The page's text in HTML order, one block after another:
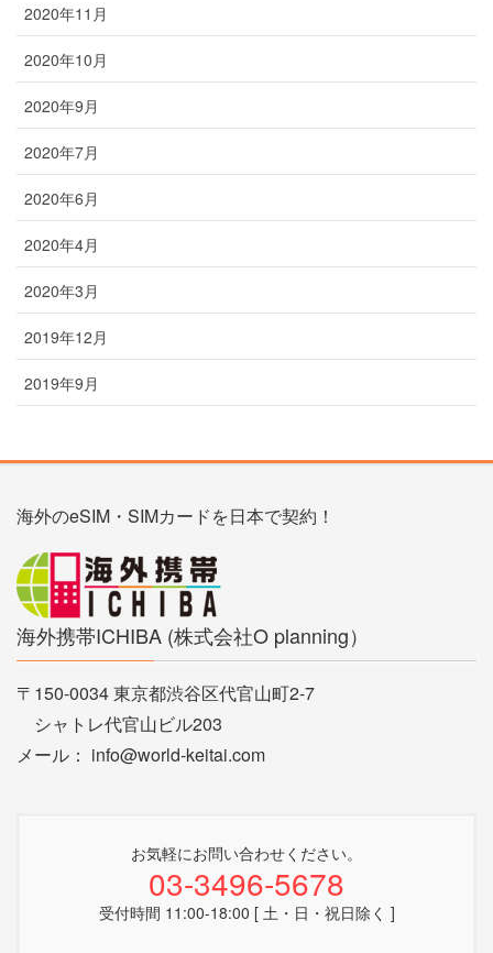
2020年11月
2020年10月
2020年9月
2020年7月
2020年6月
2020年4月
2020年3月
2019年12月
2019年9月
海外のeSIM・SIMカードを日本で契約！
海外携帯ICHIBA (株式会社O planning）
〒150-0034 東京都渋谷区代官山町2-7
シャトレ代官山ビル203
メール： info@world-keitai.com
お気軽にお問い合わせください。
03-3496-5678
受付時間 11:00-18:00 [ 土・日・祝日除く ]